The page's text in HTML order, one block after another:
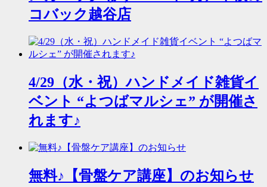
コバック越谷店
4/29（水・祝）ハンドメイド雑貨イ
ベント “よつばマルシェ” が開催さ
れます♪
無料♪【骨盤ケア講座】のお知らせ